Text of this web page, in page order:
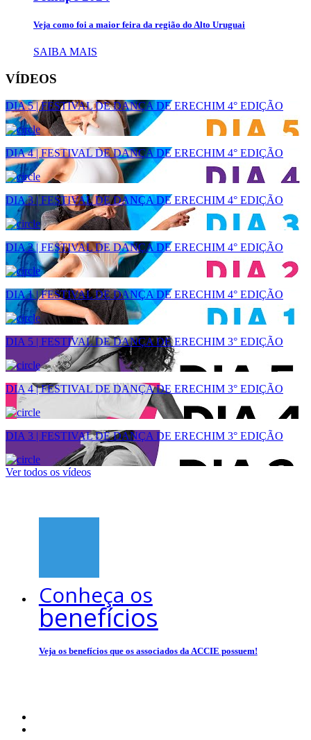
Veja como foi a maior feira da região do Alto Uruguai
SAIBA MAIS
VÍDEOS
DIA 5 | FESTIVAL DE DANÇA DE ERECHIM 4° EDIÇÃO
DIA 4 | FESTIVAL DE DANÇA DE ERECHIM 4° EDIÇÃO
DIA 3 | FESTIVAL DE DANÇA DE ERECHIM 4° EDIÇÃO
DIA 2 | FESTIVAL DE DANÇA DE ERECHIM 4° EDIÇÃO
DIA 1 | FESTIVAL DE DANÇA DE ERECHIM 4° EDIÇÃO
DIA 5 | FESTIVAL DE DANÇA DE ERECHIM 3° EDIÇÃO
DIA 4 | FESTIVAL DE DANÇA DE ERECHIM 3° EDIÇÃO
DIA 3 | FESTIVAL DE DANÇA DE ERECHIM 3° EDIÇÃO
Ver todos os vídeos
Conheça os
benefícios
Veja os benefícios que os associados da ACCIE possuem!